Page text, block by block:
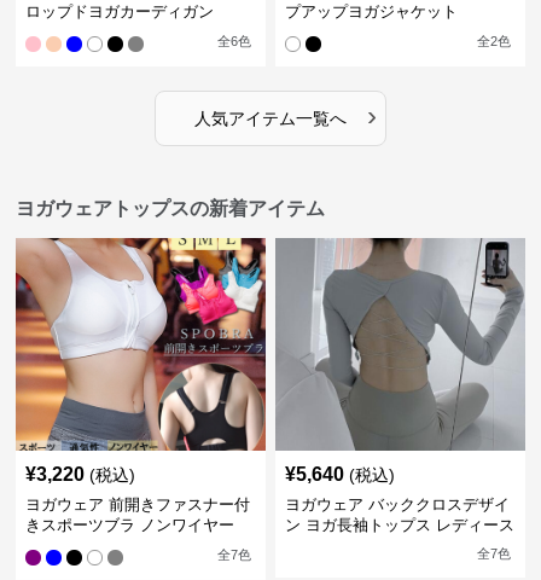
ロップドヨガカーディガン
全6色
プアップヨガジャケット
全2色
人気アイテム一覧へ ›
ヨガウェアトップスの新着アイテム
¥3,220 (税込)
ヨガウェア 前開きファスナー付
きスポーツブラ ノンワイヤー
全7色
¥5,640 (税込)
ヨガウェア バッククロスデザイ
ン ヨガ長袖トップス レディース
全7色